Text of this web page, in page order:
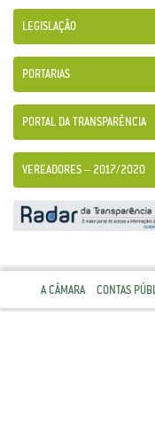
LEGISLAÇÃO
PORTARIAS
PORTAL DA TRANSPARÊNCIA
VEREADORES – 2017/2020
A CÂMARA CONTAS